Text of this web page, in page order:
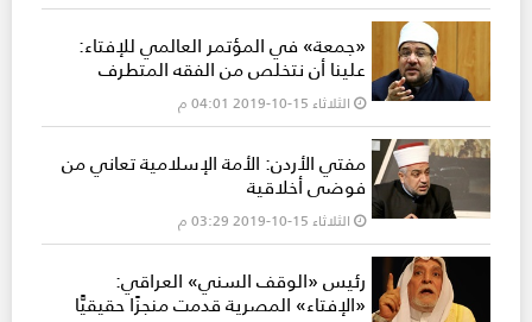
«جمعة» في المؤتمر العالمي للإفتاء:
علينا أن نتخلص من الفقه المتطرف
الثلاثاء 15-10-2019 04:01 م
مفتي الأردن: الأمة الإسلامية تعاني من
فوضى أخلاقية
الثلاثاء 15-10-2019 03:29 م
رئيس «الوقف السني» العراقي:
«الإفتاء» المصرية قدمت منجزًا حقيقيًّا